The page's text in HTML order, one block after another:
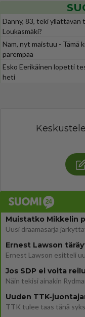
Danny, 83, teki yllättävän
Loukasmäki?
Nam, nyt maistuu - Tämä
parempaa
Esko Eerikäinen lopetti
heti
Muistatko Mikkelin